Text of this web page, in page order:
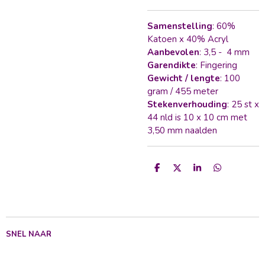
Samenstelling: 60%
Katoen x 40% Acryl
Aanbevolen: 3,5 - 4 mm
Garendikte: Fingering
Gewicht / lengte: 100
gram / 455 meter
Stekenverhouding: 25 st x
44 nld is 10 x 10 cm met
3,50 mm naalden
D
D
S
D
SNEL NAAR